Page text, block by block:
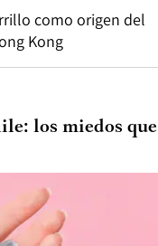
como origen del
Kong
los miedos que